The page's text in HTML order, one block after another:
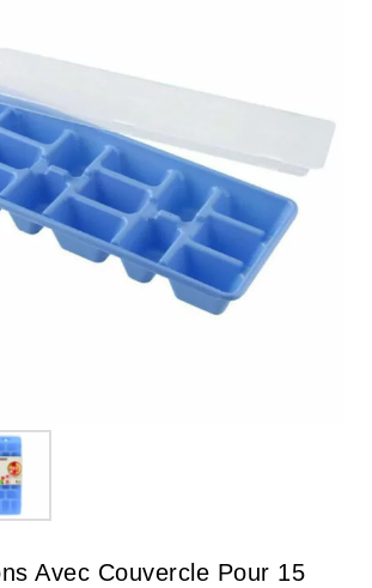
Avec Couvercle Pour 15